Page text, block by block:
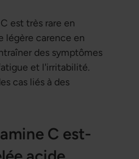
est très rare en
légère carence en
des symptômes
et l'irritabilité.
cas liés à des
C est-